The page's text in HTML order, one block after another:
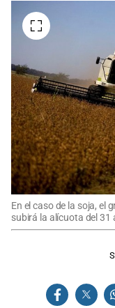
En el caso de la soja, el
subirá la alícuota del 31